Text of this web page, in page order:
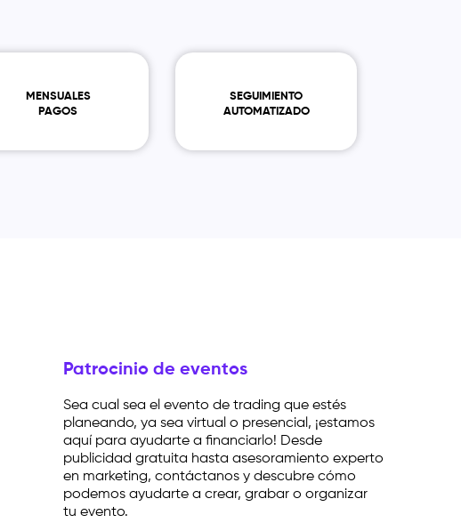
MENSUALES
PAGOS
SEGUIMIENTO
AUTOMATIZADO
Patrocinio de eventos
Sea cual sea el evento de trading que estés
planeando, ya sea virtual o presencial, ¡estamos
aquí para ayudarte a financiarlo! Desde
publicidad gratuita hasta asesoramiento experto
en marketing, contáctanos y descubre cómo
podemos ayudarte a crear, grabar o organizar
tu evento.